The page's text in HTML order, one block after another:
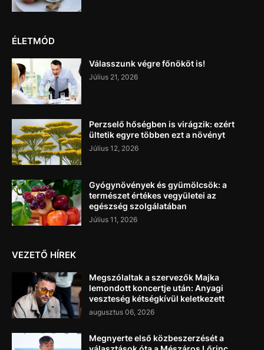
ÉLETMÓD
Válasszunk végre főnököt is!
Július 21, 2026
Perzselő hőségben is virágzik: ezért
ültetik egyre többen ezt a növényt
Július 12, 2026
Gyógynövények és gyümölcsök: a
természet értékes vegyületei az
egészség szolgálatában
Július 11, 2026
VEZETŐ HÍREK
Megszólaltak a szervezők Majka
lemondott koncertje után: Anyagi
veszteség kétségkívül keletkezett
augusztus 06, 2026
Megnyerte első közbeszerzését a